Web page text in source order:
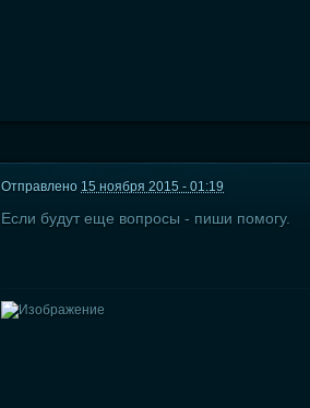
Отправлено 15 ноября 2015 - 01:19
Если будут еще вопросы - пиши помогу.